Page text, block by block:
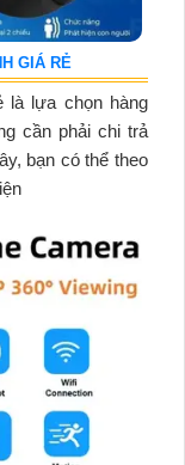
GIÁ RẺ
là lựa chọn hàng
cần phải chi trả
bạn có thể theo